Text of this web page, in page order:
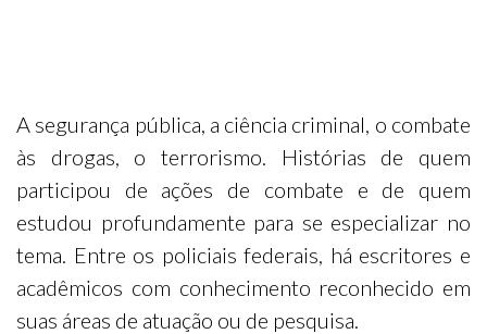
A segurança pública, a ciência criminal, o combate
às drogas, o terrorismo. Histórias de quem
participou de ações de combate e de quem
estudou profundamente para se especializar no
tema. Entre os policiais federais, há escritores e
acadêmicos com conhecimento reconhecido em
suas áreas de atuação ou de pesquisa.